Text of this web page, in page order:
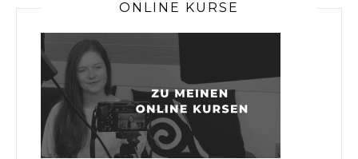
ONLINE KURSE